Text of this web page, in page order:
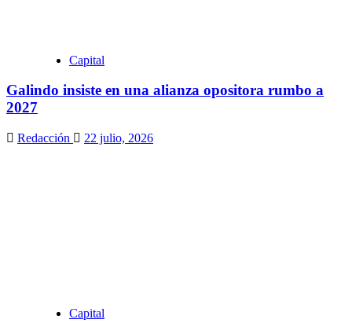
Capital
Galindo insiste en una alianza opositora rumbo a
2027
Redacción 22 julio, 2026
Capital